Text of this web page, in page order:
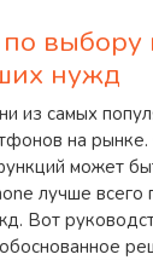
выбору
нужд
из самых
на
может
лучше всего
Вот